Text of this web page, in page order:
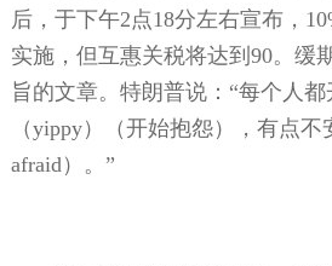
后，于下午2点 18分左右宣布，
实施，但互惠关税将达到 90。缓
旨的文章。特朗普说：“每个人
（yippy）（开始抱怨），有点不
afraid ）。”